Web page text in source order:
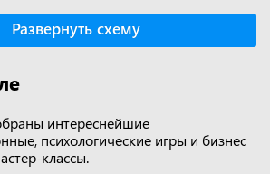
Развернуть схему
интереснейшие
психологические игры и бизнес
классы.